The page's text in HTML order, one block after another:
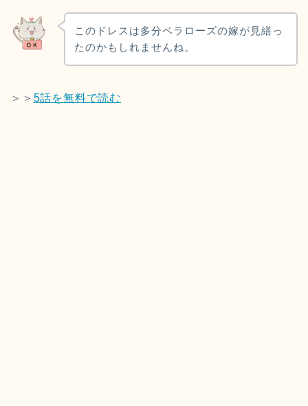
このドレスは多分ベラローズの嫁が見繕っ
たのかもしれませんね。
＞＞ 5話を無料で読む